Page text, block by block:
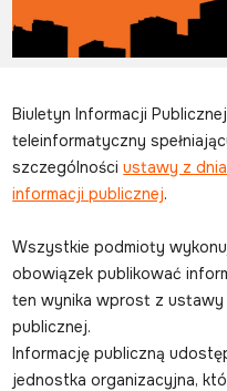
Biuletyn Informacji
teleinformatyczny
szczególnościustawy z
informacji publicznej.
Wszystkie podmioty
obowiązek publikować
ten wynika wprost z
publicznej.
Informację publiczną
jednostka organizacyjna,